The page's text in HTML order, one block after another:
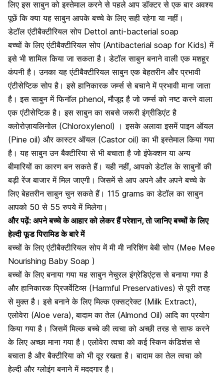
लिए इस साबुन को इस्तेमाल करने से पहले आप डॉक्टर से एक बार अवश्य
पूछें कि क्या यह साबुन आपके बच्चे के लिए सही रहेगा या नहीं।
डेटॉल एंटीबैक्टीरियल सोप Dettol anti-bacterial soap
बच्चों के लिए एंटीबैक्टीरियल सोप (Antibacterial soap for Kids) में
इसे भी शामिल किया जा सकता है। डेटॉल साबुन बनाने वाली एक मशहूर
कंपनी है। उनका यह एंटीबैक्टीरियल साबुन एक बेहतरीन और प्रभावी
एंटीसेप्टिक सोप है। इसे हानिकारकजर्म्स से बचाने में प्रभावी माना जाता
है । इस साबुन में फिनॉल phenol, मौजूद है जो जर्म्स को नष्ट करने वाला
एक एंटीसेप्टिक है। इस साबुन का सबसे जरूरी इंग्रीडिएंट है
क्लोरोज़ायलिनोल (Chloroxylenol) । इसके अलावा इसमें पाइन ऑयल
(Pine oil) और कास्टर ऑयल (Castor oil) का भी इस्तेमाल किया गया
है। यह साबुन उन बैक्टीरिया से भी बचाता है जोइंफेक्शन या अन्य
बीमारियों का कारण बन सकते हैं। यही नहीं, आपको डेटॉल के साबुनों की
बड़ी रेंज बाजार में मिल जाएगी। जिसमें से आप अपने और अपने बच्चे के
लिए बेहतरीन साबुन चुन सकते हैं। 115 grams का डेटॉल का साबुन
आपको 50 से 55 रुपये में मिलेगा।
और पढ़ें: अपने बच्चे के आहार को लेकर हैं परेशान, तो जानिए बच्चों के लिए
हेल्दी फूड पिरामिड के बारे में
बच्चों के लिए एंटीबैक्टीरियल सोप में मी मी नरिशिंग बेबी सोप (Mee Mee
Nourishing Baby Soap )
बच्चों के लिए बनाया गया यह साबुन नेचुरल इंग्रेडिएंट्स से बनाया गया है
और हानिकारक प्रिजर्वेटिव्स (Harmful Preservatives) से पूरी तरह
से मुक्त है। इसे बनाने के लिए मिल्क एक्सट्रेक्ट (Milk Extract),
एलोवेरा (Aloe vera), बादाम का तेल (Almond Oil) आदि का प्रयोग
किया गया है। जिसमें मिल्क बच्चे की त्वचा को अच्छी तरह से साफ करने
के लिए अच्छा माना गया है। एलोवेरा त्वचा को कई स्किन कंडिशंस से
बचाता है और बैक्टीरिया को भी दूर रखता है। बादाम का तेल त्वचा को
हेल्दी और ग्लोइंग बनाने में मददगार है ।